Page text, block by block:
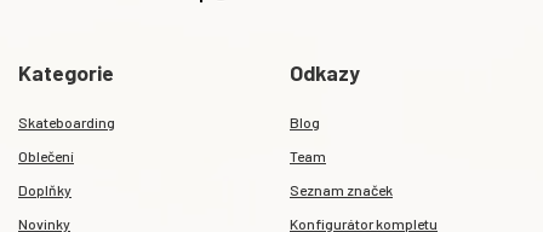
Kategorie
Skateboarding
Oblečení
Doplňky
Novinky
Odkazy
Blog
Team
Seznam značek
Konfigurátor kompletu